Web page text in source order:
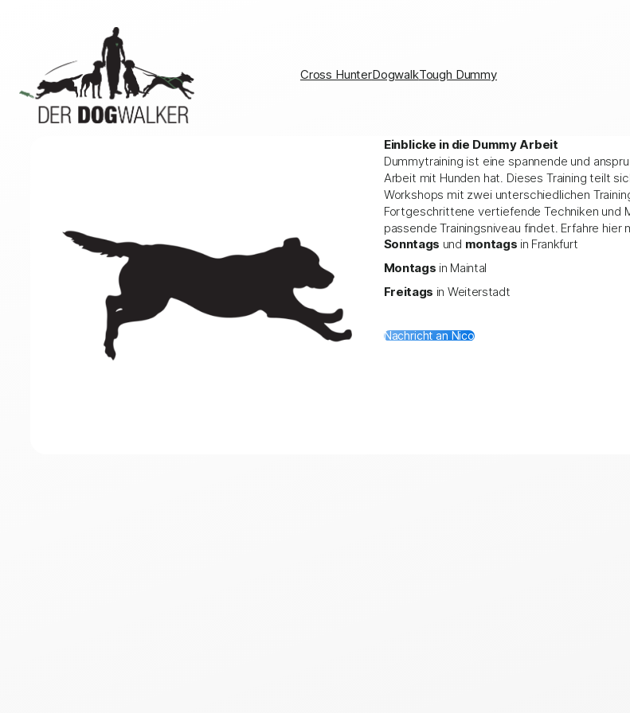
Cross HunterDogwalkTough Dummy
Einblicke in die Dummy Arbeit
Dummytraining ist eine spannende und
Arbeit mit Hunden hat. Dieses Training teilt
Workshops mit zwei unterschiedlichen
Fortgeschrittene vertiefende Techniken und
passende Trainingsniveau findet. Erfahre
Sonntags und montags in Frankfurt
Montags in Maintal
Freitags in Weiterstadt
Nachricht an Nico